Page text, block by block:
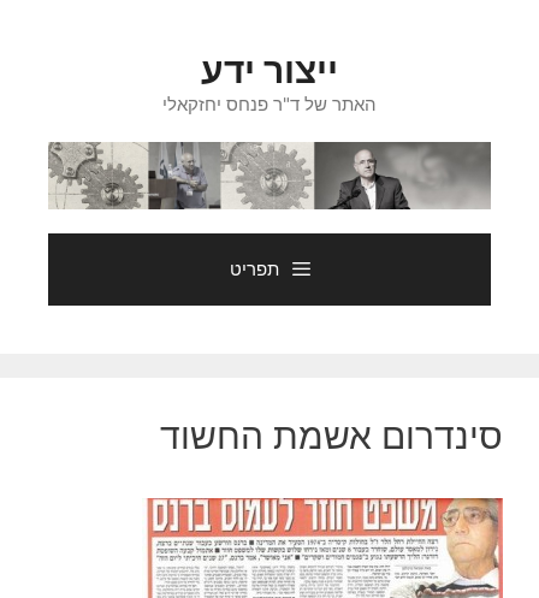
ייצור ידע
האתר של ד"ר פנחס יחזקאלי
תפריט
סינדרום אשמת החשוד